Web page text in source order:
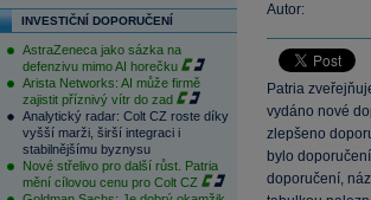
INVESTIČNÍ DOPORUČENÍ
AstraZeneca jako sázka na
defenzivu mimo AI horečku
Arista Networks: AI může firmě
zajistit příznivý vítr do zad
Analytický radar: Colt CZ roste díky
vyšší marži, širší integraci i
stabilnějšímu byznysu
Nové střelivo pro další růst. Patria
mění cílovou cenu pro Colt CZ
Autor:
Patria
vydáno nové
zlepšeno
bylo
doporučení,